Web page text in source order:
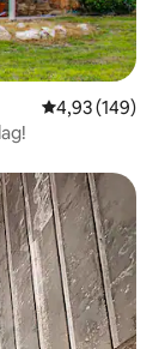
4,93 ud af 5 i
4,93 (149)